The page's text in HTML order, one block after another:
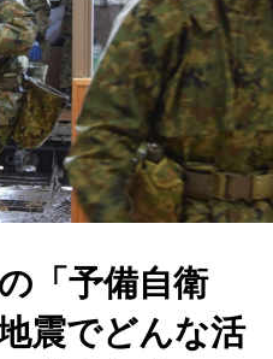
「予備自衛
震でどんな活